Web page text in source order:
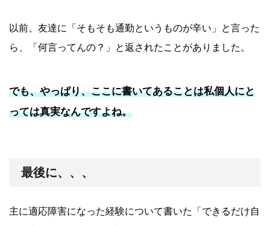
以前、友達に「そもそも通勤というものが辛い」と言った
ら、「何言ってんの？」と返されたことがありました。
でも、やっぱり、ここに書いてあることは私個人にと
っては真実なんですよね。
最後に、、、
主に適応障害になった経験について書いた「できるだけ自